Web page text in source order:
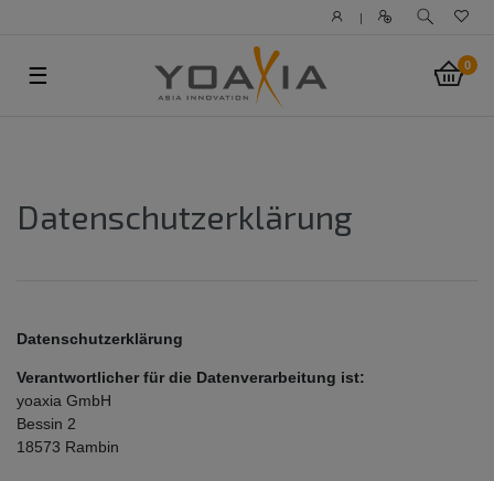
|
0
☰
Daten­schutz­erklärung
Datenschutzerklärung
Verantwortlicher für die Datenverarbeitung ist:
yoaxia GmbH
Bessin 2
18573 Rambin